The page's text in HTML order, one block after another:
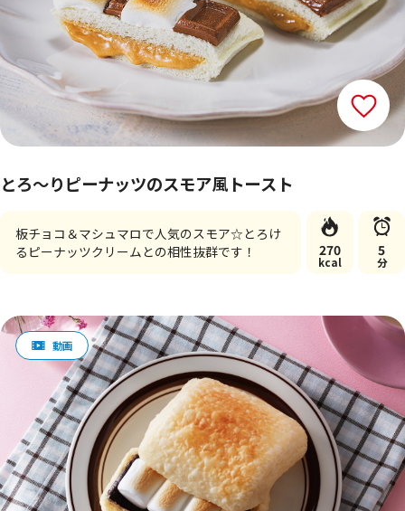
とろ～りピーナッツのスモア風トースト
板チョコ＆マシュマロで人気のスモア☆とろけ
るピーナッツクリームとの相性抜群です！
270
kcal
5
分